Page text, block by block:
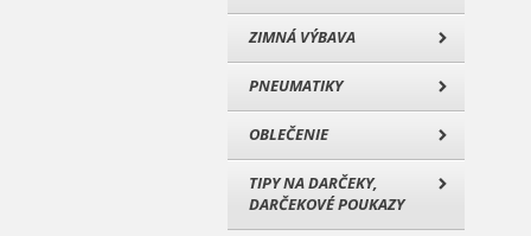
ZIMNÁ VÝBAVA
PNEUMATIKY
OBLEČENIE
TIPY NA DARČEKY,
DARČEKOVÉ POUKAZY